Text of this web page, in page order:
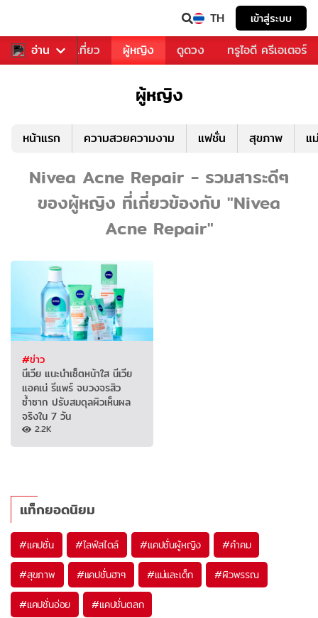
TH เข้าสู่ระบบ
อ่าน
อาหาร ท่องเที่ยว ผู้หญิง ดูดวง ทรูไอดี ครีเอเตอร์
ผู้หญิง
หน้าแรก ความสวยความงาม แฟชั่น สุขภาพ แ
Nivea Acne Repair - รวมสาระดีๆ
ของผู้หญิง ที่เกี่ยวข้องกับ "Nivea
Acne Repair"
#ข่าว
นีเวีย แนะนำเซ็ตหน้าใส นีเวีย
แอคเน่ รีแพร์ จบวงจรสิว
ซ้ำซาก ปรับสมดุลผิวเห็นผล
จริงใน 7 วัน
2.2K
แท็กยอดนิยม
#แคปชั่น #ไลฟ์สไตล์ #แคปชั่นผู้หญิง #คำคม
#สุขภาพ #แคปชั่นฮาๆ #แม่และเด็ก #ผิวพรรณ
#แคปชั่นอ่อย #แคปชั่นตลก